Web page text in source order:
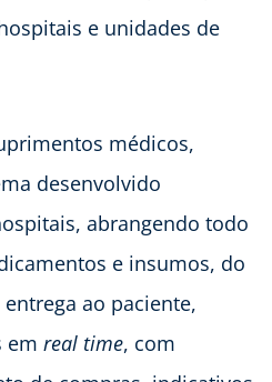
e unidades de
médicos,
desenvolvido
abrangendo todo
e insumos, do
ao paciente,
em real time, com